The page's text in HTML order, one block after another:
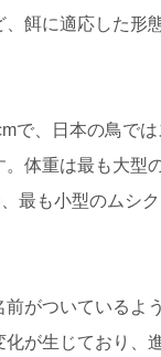
、餌に適応した形
で、日本の鳥で
。体重は最も大型
最も小型のムシ
前がついているよ
化が生じており、